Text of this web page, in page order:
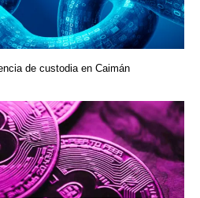
de custodia en Caimán